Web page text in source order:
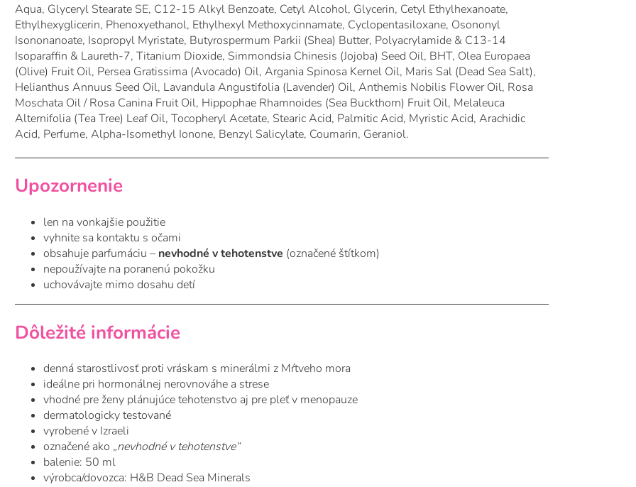
Aqua, Glyceryl Stearate SE, C12-15 Alkyl Benzoate, Cetyl Alcohol, Glycerin, Cetyl Ethylhexanoate,
Ethylhexyglicerin, Phenoxyethanol, Ethylhexyl Methoxycinnamate, Cyclopentasiloxane, Osononyl
Isononanoate, Isopropyl Myristate, Butyrospermum Parkii (Shea) Butter, Polyacrylamide & C13-14
Isoparaffin & Laureth-7, Titanium Dioxide, Simmondsia Chinesis (Jojoba) Seed Oil, BHT, Olea Europaea
(Olive) Fruit Oil, Persea Gratissima (Avocado) Oil, Argania Spinosa Kernel Oil, Maris Sal (Dead Sea Salt),
Helianthus Annuus Seed Oil, Lavandula Angustifolia (Lavender) Oil, Anthemis Nobilis Flower Oil, Rosa
Moschata Oil / Rosa Canina Fruit Oil, Hippophae Rhamnoides (Sea Buckthorn) Fruit Oil, Melaleuca
Alternifolia (Tea Tree) Leaf Oil, Tocopheryl Acetate, Stearic Acid, Palmitic Acid, Myristic Acid, Arachidic
Acid, Perfume, Alpha-Isomethyl Ionone, Benzyl Salicylate, Coumarin, Geraniol.
Upozornenie
len na vonkajšie použitie
vyhnite sa kontaktu s očami
obsahuje parfumáciu – nevhodné v tehotenstve (označené štítkom)
nepoužívajte na poranenú pokožku
uchovávajte mimo dosahu detí
Dôležité informácie
denná starostlivosť proti vráskam s minerálmi z Mŕtveho mora
ideálne pri hormonálnej nerovnováhe a strese
vhodné pre ženy plánujúce tehotenstvo aj pre pleť v menopauze
dermatologicky testované
vyrobené v Izraeli
označené ako „nevhodné v tehotenstve“
balenie: 50 ml
výrobca/dovozca: H&B Dead Sea Minerals